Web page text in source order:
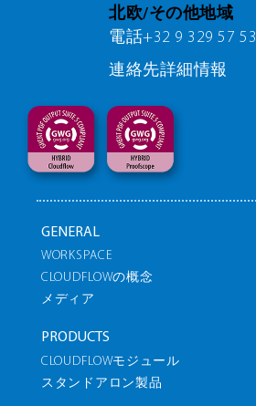
北欧/その他地域
電話+32 9 329 57 53
連絡先詳細情報
GENERAL
WORKSPACE
CLOUDFLOWの概念
メディア
PRODUCTS
CLOUDFLOWモジュール
スタンドアロン製品